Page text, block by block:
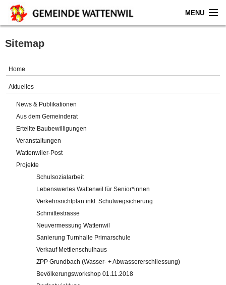
MENU
Home
Gemeinde
Verwaltung
Online-Service
Impressum
Sitemap
Home
Aktuelles
News & Publikationen
Aus dem Gemeinderat
Erteilte Baubewilligungen
Veranstaltungen
Wattenwiler-Post
Projekte
Schulsozialarbeit
Lebenswertes Wattenwil für Senior*innen
Verkehrsrichtplan inkl. Schulwegsicherung
Schmittestrasse
Neuvermessung Wattenwil
Sanierung Turnhalle Primarschule
Verkauf Mettlenschulhaus
ZPP Grundbach (Wasser- + Abwassererschliessung)
Bevölkerungsworkshop 01.11.2018